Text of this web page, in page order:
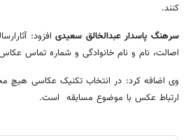
کنند.
سرهنگ پاسدار عبدالخالق سعیدیافزود:
اصالت، نام و نام خانوادگی و شماره تماس
وی اضافه کرد: در انتخاب تکنیک عکاسی هیچ
ارتباط عکس با موضوع مسابقه است.